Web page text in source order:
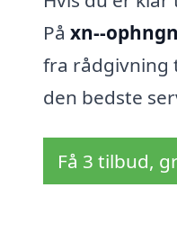
På xn--
fra rådgivning
den bedste
Få 3 tilbud,